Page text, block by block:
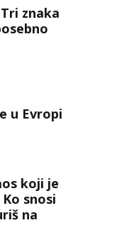
znaka
u Evropi
koji je
snosi
na